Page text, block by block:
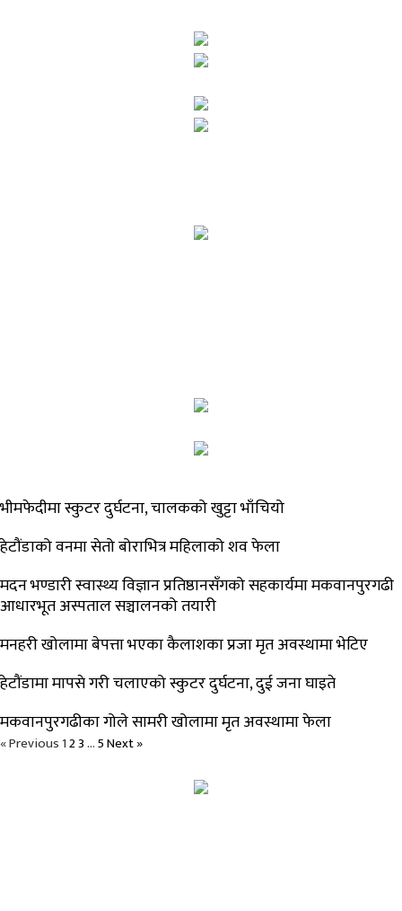
भीमफेदीमा स्कुटर दुर्घटना, चालकको खुट्टा भाँचियो
हेटौंडाको वनमा सेतो बोराभित्र महिलाको शव फेला
मदन भण्डारी स्वास्थ्य विज्ञान प्रतिष्ठानसँगको सहकार्यमा मकवानपुरगढी
आधारभूत अस्पताल सञ्चालनको तयारी
मनहरी खोलामा बेपत्ता भएका कैलाशका प्रजा मृत अवस्थामा भेटिए
हेटौंडामा मापसे गरी चलाएको स्कुटर दुर्घटना, दुई जना घाइते
मकवानपुरगढीका गोले सामरी खोलामा मृत अवस्थामा फेला
« Previous123…5Next »